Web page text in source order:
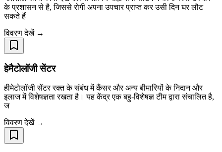
के प्रशासन से है, जिससे रोगी अपना उपचार प्राप्त कर उसी दिन घर लौट
सकते हैं
विवरण देखें →
हेमैटोलॉजी सेंटर
हीमेटोलॉजी सेंटर रक्त के संबंध में कैंसर और अन्य बीमारियों के निदान और
इलाज में विशेषज्ञता रखता है। यह केंद्र एक बहु-विशेषज्ञ टीम द्वारा संचालित है,
ज
विवरण देखें →